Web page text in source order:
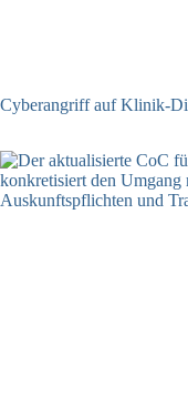
Cyberangriff auf Klinik-